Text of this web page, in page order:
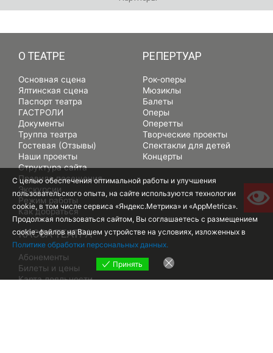
О ТЕАТРЕ
Основная сцена
Ялтинская сцена
Паспорт театра
ГАСТРОЛИ
Документы
Труппа театра
Гостевая (Отзывы)
Наши проекты
Структура сайта
Правила посещения
Экскурсии
Режим работы
Как добраться
РЕПЕРТУАР
Рок-оперы
Мюзиклы
Балеты
Оперы
Оперетты
Творческие проекты
Спектакли для детей
Концерты
КАССА ТЕАТРА
Абонементы
Билеты и цены
Карта лояльности
С целью обеспечения оптимальной работы и улучшения
пользовательского опыта, на сайте используются технологии
cookie, в том числе сервиса «Яндекс.Метрика» и «AppMetrica».
Продолжая пользоваться сайтом, Вы соглашаетесь с размещением
cookie-файлов на Вашем устройстве на условиях, изложенных в
Политике обработки персональных данных.
Принять